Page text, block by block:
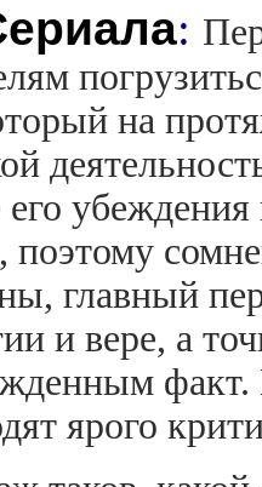
:
на
поэтому
главный
и вере, а
ярого